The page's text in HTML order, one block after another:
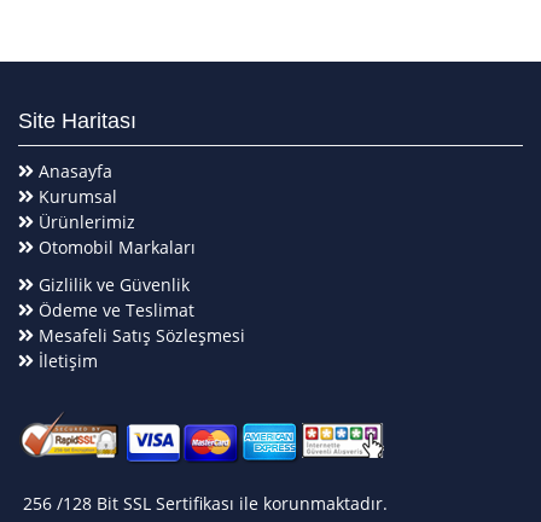
Site Haritası
Anasayfa
Kurumsal
Ürünlerimiz
Otomobil Markaları
Gizlilik ve Güvenlik
Ödeme ve Teslimat
Mesafeli Satış Sözleşmesi
İletişim
256 /128 Bit SSL Sertifikası ile korunmaktadır.